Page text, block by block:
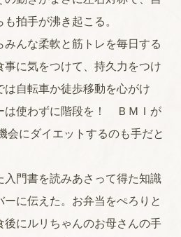
拍手が沸き起こる。
みんな柔軟と筋トレを毎日する
事に気をつけて、持久力をつけ
は自転車か徒歩移動を心がけ
は使わずに階段を！ ＢＭＩが
会にダイエットするのも手だと
門書を読みあさって得た知識
に伝えた。お弁当をぺろりと
にルリちゃんのお母さんの手